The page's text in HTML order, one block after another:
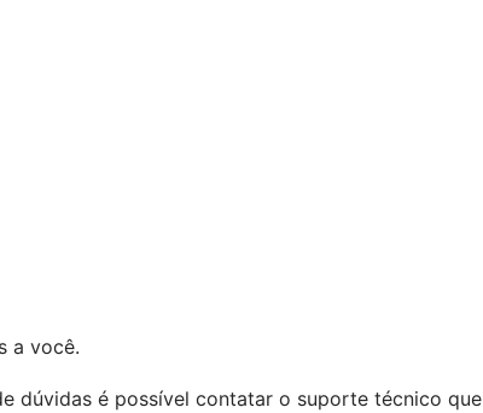
a você.
dúvidas é possível contatar o suporte técnico que